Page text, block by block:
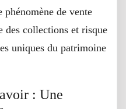
phénomène de vente
des collections et risque
uniques du patrimoine
: Une